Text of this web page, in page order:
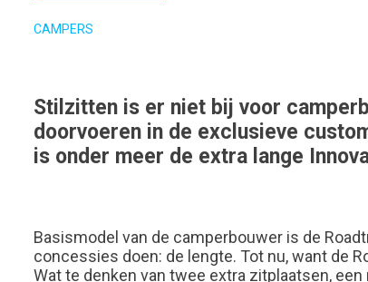
CAMPERS
Stilzitten is er niet bij voor
doorvoeren in de exclusieve
is onder meer de extra lange
Basismodel van de camperbouwer is de
concessies doen: de lengte. Tot nu, want de
Wat te denken van twee extra zitplaatsen,